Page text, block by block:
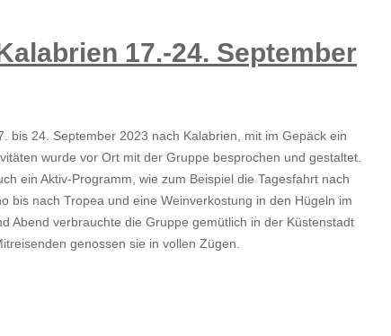
17.-24. September
bis 24. September 2023 nach Kalabrien, mit im Gepäck ein
wurde vor Ort mit der Gruppe besprochen und gestaltet.
ein Aktiv-Programm, wie zum Beispiel die Tagesfahrt nach
bis nach Tropea und eine Weinverkostung in den Hügeln im
Abend verbrauchte die Gruppe gemütlich in der Küstenstadt
genossen sie in vollen Zügen.